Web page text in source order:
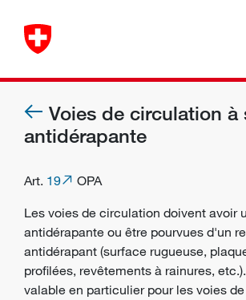
Voies de circulation à
antidérapante
Art. 19
OPA
Les voies de circulation doivent avoir
antidérapante ou être pourvues d'un
antidérapant (surface rugueuse,
profilées, revêtements à rainures,
valable en particulier pour les voies